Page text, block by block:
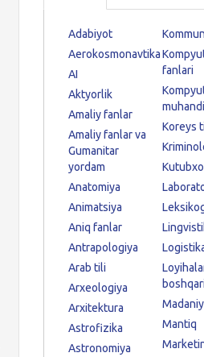
Adabiyot
Aerokosmonavtika
AI
Aktyorlik
Amaliy fanlar
Amaliy fanlar va
Gumanitar
yordam
Anatomiya
Animatsiya
Aniq fanlar
Antrapologiya
Arab tili
Arxeologiya
Arxitektura
Astrofizika
Astronomiya
fanlari
Koreys
Mantiq